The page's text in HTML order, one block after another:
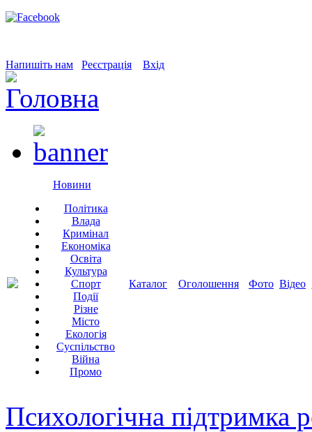
Напишіть нам Реєстрація Вхід
Новини
Політика
Влада
Кримінал
Економіка
Освіта
Культура
Спорт
Події
Різне
Місто
Екологія
Суспільство
Війна
Промо
Каталог Оголошення Фото Відео
Психологічна підтримка